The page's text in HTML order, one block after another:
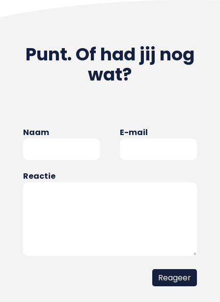
Punt. Of had jij nog
wat?
Naam E-mail
Reactie